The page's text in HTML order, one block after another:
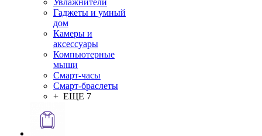
Увлажнители
Гаджеты и умный
дом
Камеры и
аксессуары
Компьютерные
мыши
Смарт-часы
Смарт-браслеты
+ ЕЩЕ 7